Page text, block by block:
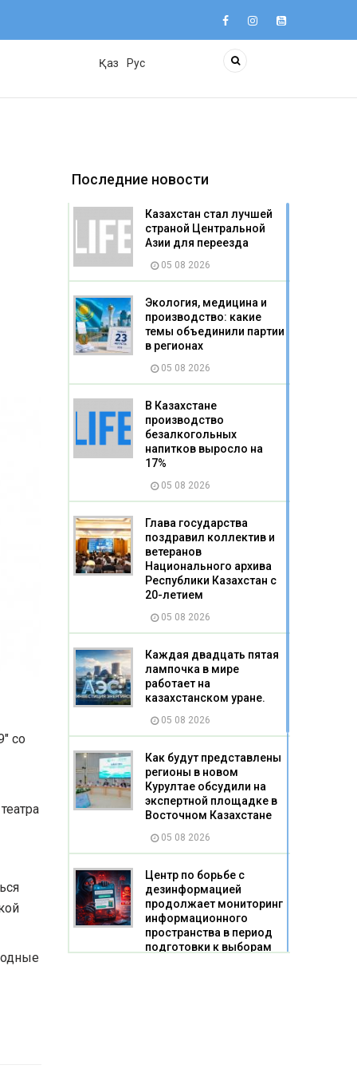
Қаз Рус
со
Последние новости
Казахстан стал лучшей
страной Центральной
Азии для переезда
05 08 2026
Экология, медицина и
производство: какие
темы объединили партии
в регионах
05 08 2026
В Казахстане
производство
безалкогольных
напитков выросло на
17%
05 08 2026
Глава государства
поздравил коллектив и
ветеранов
Национального архива
Республики Казахстан с
20-летием
05 08 2026
Каждая двадцать пятая
лампочка в мире
работает на
казахстанском уране.
05 08 2026
Как будут представлены
регионы в новом
Курултае обсудили на
экспертной площадке в
Восточном Казахстане
05 08 2026
Центр по борьбе с
дезинформацией
продолжает мониторинг
информационного
пространства в период
подготовки к выборам